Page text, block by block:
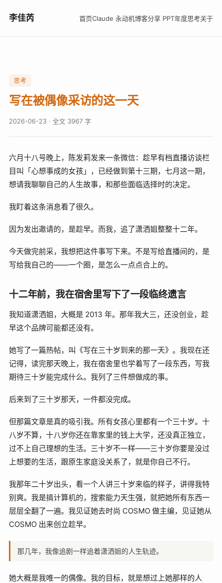
李佳芮 首页Claude 永动机博客分享 PPT年度思考关于
思考
写在被偶像采访的这一天
2026-06-23 · 全文 3967 字
六月十八号晚上，陈发莉发来一条微信：趁早有档直播访谈栏
目叫「心想事成的女孩」，已经做到第十三期，七月这一期，
想请我聊聊自己的人生故事，和那些面临选择时的决定。
我盯着这条消息看了很久。
因为发出邀请的，是趁早。而我，追了潇洒姐整整十二年。
今天做完前采，我想把这件事写下来。不是写给直播间的，是
写给我自己的——一个圈，是怎么一点点合上的。
十二年前，我在宿舍里写下了一段临终遗言
我知道潇洒姐，大概是 2013 年。那年我大三，还没创业，趁
早这个品牌可能都还没有。
她写了一篇热帖，叫《写在三十岁到来的那一天》。我现在还
记得，读完那天晚上，我在宿舍里也学着写了一段东西，写我
期待三十岁能完成什么。我列了三件想做成的事。
后来到了三十岁那天，一件都没完成。
但那篇文章是真的吸引我。所有女孩心里都有一个三十岁。十
八岁不算，十八岁你还在靠家里的钱上大学，还没真正独立，
过不上自己理想的生活。三十岁不一样——三十岁你要是没过
上想要的生活，跟原生家庭没关系了，就是你自己不行。
我那年二十岁出头，看一个人讲三十岁来临的样子，讲得我特
别爽。我是搞计算机的，搜索能力天生强，就把她所有东西一
层层全翻了一遍。我见证她去时尚 COSMO 做主编，见证她从
COSMO 出来创立趁早。
那几年，我像追剧一样追着潇洒姐的人生轨迹。
她大概是我唯一的偶像。我的目标，就是想过上她那样的人